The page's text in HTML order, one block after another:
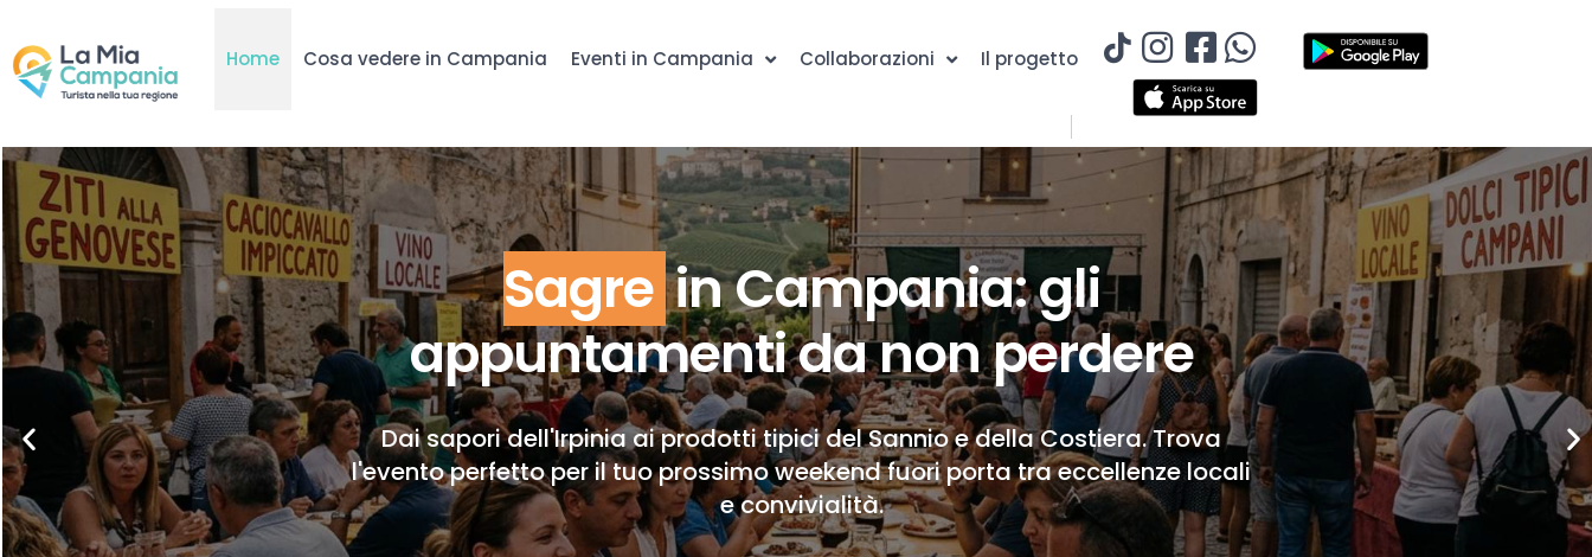
Home Cosa vedere in Campania Eventi in Campania Collaborazioni Il progetto
Sagre in Campania: gli
appuntamenti da non perdere
Dai sapori dell'Irpinia ai prodotti tipici del Sannio e della Costiera. Trova
l'evento perfetto per il tuo prossimo weekend fuori porta tra eccellenze locali
e convivialità.